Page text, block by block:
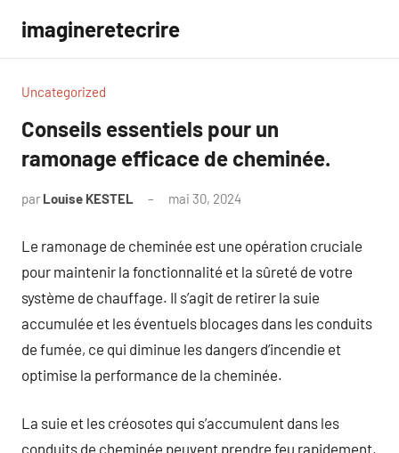
contenu
imagineretecrire
Uncategorized
Conseils essentiels pour un
ramonage efficace de cheminée.
par Louise KESTEL mai 30, 2024
Le ramonage de cheminée est une opération cruciale
pour maintenir la fonctionnalité et la sûreté de votre
système de chauffage. Il s’agit de retirer la suie
accumulée et les éventuels blocages dans les conduits
de fumée, ce qui diminue les dangers d’incendie et
optimise la performance de la cheminée.
La suie et les créosotes qui s’accumulent dans les
conduits de cheminée peuvent prendre feu rapidement,